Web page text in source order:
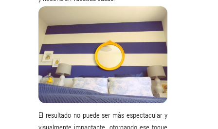
El resultado no puede ser más espectacular y
visualmente impactante, otorgando ese toque